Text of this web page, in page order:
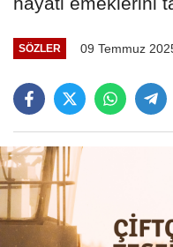
SÖZLER 09 Temmuz